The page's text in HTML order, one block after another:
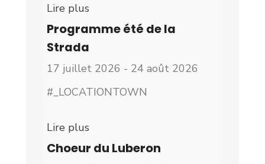
Lire plus
Programme été de la
Strada
17 juillet 2026 - 24 août 2026
#_LOCATIONTOWN
Lire plus
Choeur du Luberon